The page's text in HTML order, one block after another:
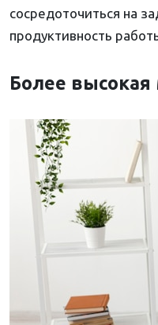
сосредоточиться на
продуктивность
Более